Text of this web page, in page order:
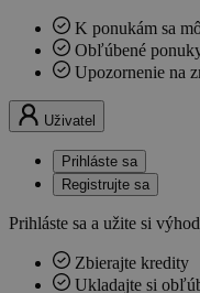
K ponukám sa
Obľúbené
Upozornenie na
Uživatel
Prihláste sa
Registrujte sa
Prihláste sa a užite si
Zbierajte kredity
Ukladajte si